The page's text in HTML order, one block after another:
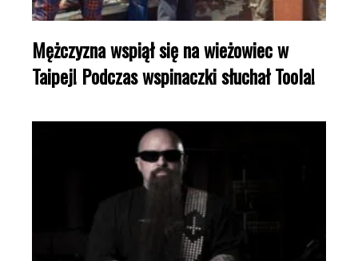
Mężczyzna wspiął się na wieżowiec w
Taipej! Podczas wspinaczki słuchał Toola!